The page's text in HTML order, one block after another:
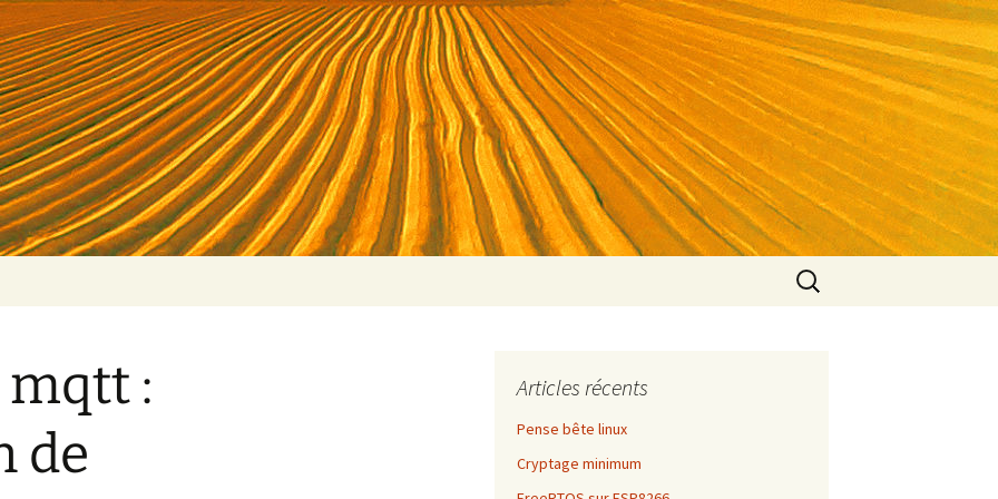
Rechercher :
mqtt :
de
Articles récents
Pense bête linux
Cryptage minimum